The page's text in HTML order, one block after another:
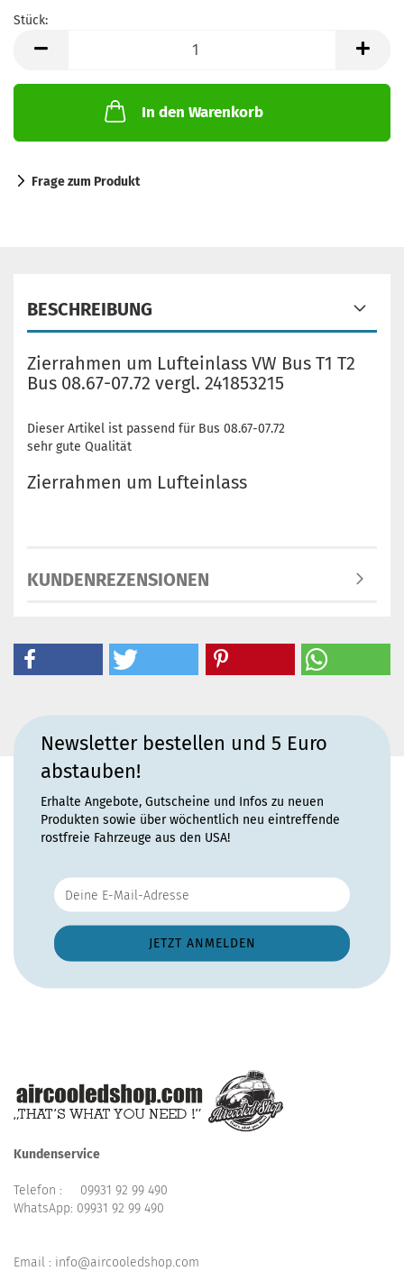
Stück:
In den Warenkorb
Frage zum Produkt
BESCHREIBUNG
Zierrahmen um Lufteinlass VW Bus T1 T2
Bus 08.67-07.72 vergl. 241853215
Dieser Artikel ist passend für Bus 08.67-07.72
sehr gute Qualität
Zierrahmen um Lufteinlass
KUNDENREZENSIONEN
Newsletter bestellen und 5 Euro
abstauben!
Erhalte Angebote, Gutscheine und Infos zu neuen
Produkten sowie über wöchentlich neu eintreffende
rostfreie Fahrzeuge aus den USA!
Kundenservice
Telefon : 09931 92 99 490
WhatsApp: 09931 92 99 490
Email : info@aircooledshop.com